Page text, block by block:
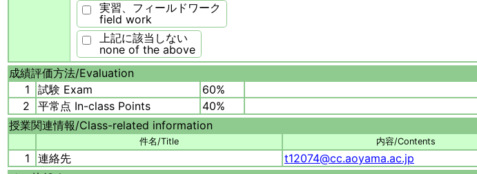
実習、フィールドワーク
field work
上記に該当しない
none of the above
成績評価方法/Evaluation
1
試験 Exam
60%
2
平常点 In-class Points
40%
授業関連情報/Class-related information
件名/Title 内容/Contents
1 連絡先
t12074@cc.aoyama.ac.jp